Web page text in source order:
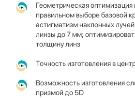
Геометрическая оптимизация
правильном выборе базовой
астигматизм наклонных
линзы до 7 мм;
толщину линз
Точность изготовления в
Возможность изготовления
призмой до 5D